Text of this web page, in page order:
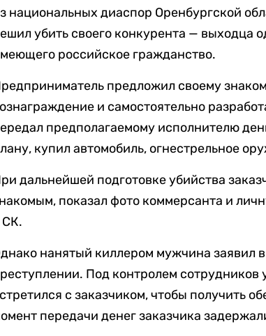
национальных диаспор Оренбургской
убить своего конкурента — выходца
российское гражданство.
предложил своему
и самостоятельно
предполагаемому исполнителю
купил автомобиль, огнестрельное
дальнейшей подготовке убийства
показал фото коммерсанта и
СК.
нанятый киллером мужчина заявил
Под контролем
с заказчиком, чтобы получить
передачи денег заказчика